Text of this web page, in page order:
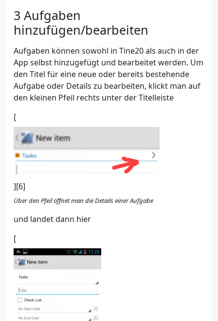
Aufgaben
hinzufügen/bearbeiten
Aufgaben können sowohl in Tine20 als auch in der
App selbst hinzugefügt und bearbeitet werden. Um
den Titel für eine neue oder bereits bestehende
Aufgabe oder Details zu bearbeiten, klickt man auf
den kleinen Pfeil rechts unter der Titelleiste
[
][6]
Über den Pfeil öffnet man die Details einer Aufgabe
und landet dann hier
[